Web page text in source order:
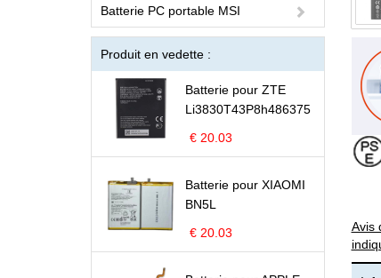
Batterie PC portable MSI
Produit en vedette :
Batterie pour ZTE
Li3830T43P8h486375
€ 20.03
Batterie pour XIAOMI
BN5L
€ 20.03
Avis